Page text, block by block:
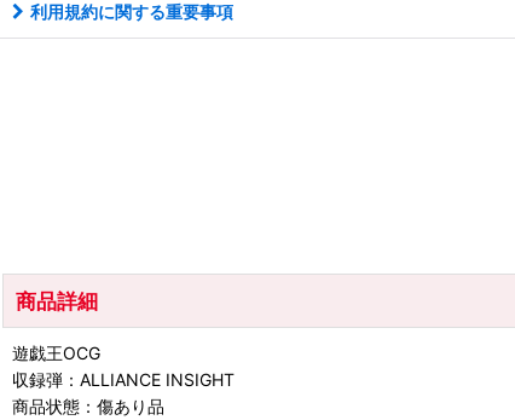
利用規約に関する重要事項
商品詳細
遊戯王OCG
収録弾：ALLIANCE INSIGHT
商品状態：傷あり品